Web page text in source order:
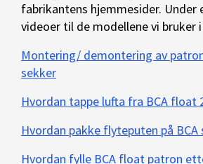
fabrikantens hjemmesider. Under
videoer til de modellene vi bruker
Montering/ demontering av
sekker
Hvordan tappe lufta fra BCA float
Hvordan pakke flyteputen på BCA
Hvordan fylle BCA float patron